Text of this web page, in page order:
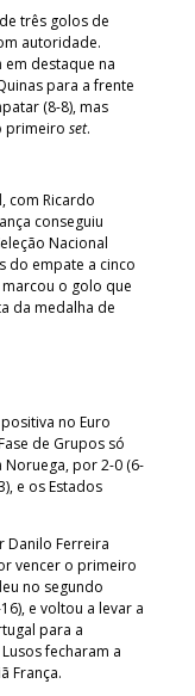
três golos de
autoridade.
em destaque na
para a frente
(8-8), mas
primeiro set.
com Ricardo
conseguiu
Nacional
do empate a cinco
o golo que
da medalha de
no Euro
de Grupos só
Noruega, por 2-0 (6-
e os Estados
Danilo Ferreira
vencer o primeiro
no segundo
e voltou a levar a
para a
fecharam a
França.